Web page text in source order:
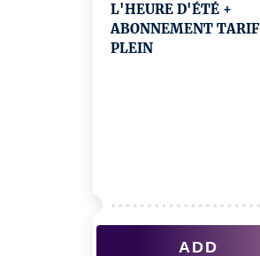
L'HEURE D'ÉTÉ +
ABONNEMENT TARIF
PLEIN
ADD